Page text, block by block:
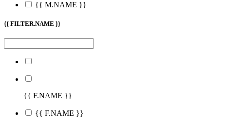
{{ M.NAME }}
{{ FILTER.NAME }}
{{ F.NAME }}
{{ F.NAME }}